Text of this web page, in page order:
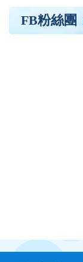
FB粉絲團